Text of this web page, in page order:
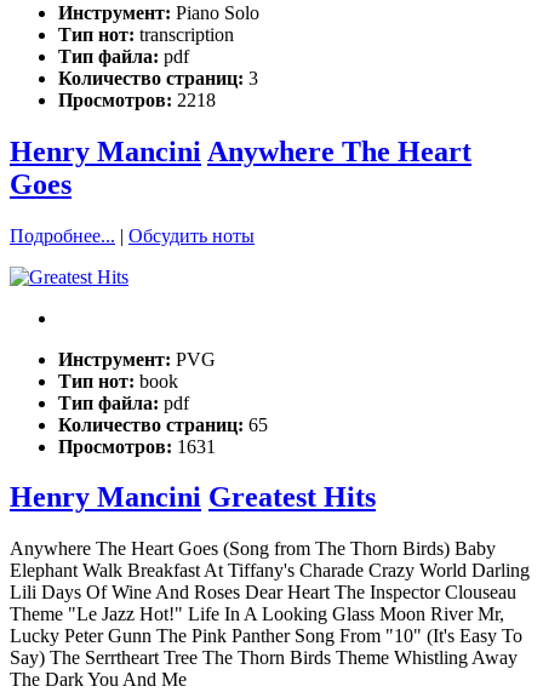
Инструмент: Piano Solo
Тип нот: transcription
Тип файла: pdf
Количество страниц: 3
Просмотров: 2218
Henry Mancini Anywhere The Heart
Goes
Подробнее... | Обсудить ноты
Инструмент: PVG
Тип нот: book
Тип файла: pdf
Количество страниц: 65
Просмотров: 1631
Henry Mancini Greatest Hits
Anywhere The Heart Goes (Song from The Thorn Birds) Baby
Elephant Walk Breakfast At Tiffany's Charade Crazy World Darling
Lili Days Of Wine And Roses Dear Heart The Inspector Clouseau
Theme "Le Jazz Hot!" Life In A Looking Glass Moon River Mr,
Lucky Peter Gunn The Pink Panther Song From "10" (It's Easy To
Say) The Serrtheart Tree The Thorn Birds Theme Whistling Away
The Dark You And Me